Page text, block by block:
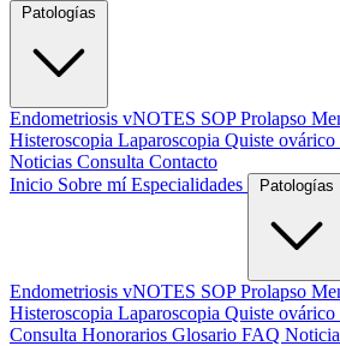
Endometriosis vNOTES SOPProlapso
Histeroscopia Laparoscopia Quiste ovárico
Noticias Consulta Contacto
Inicio Sobre míEspecialidades
Endometriosis vNOTES SOPProlapso
Histeroscopia Laparoscopia Quiste ovárico
Consulta Honorarios Glosario FAQ